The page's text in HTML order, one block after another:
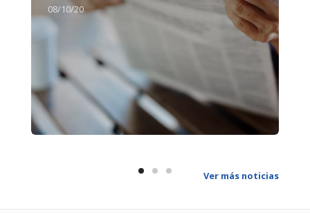
de Delimitación de Suelo Urbano de Pedrosa de
Río Úrbel, Nº 01/2020, redactado por la Arquitecta Dª
Santidrián García, que afecta a finca sita en C/ Tres
Corrales Nº 1 de Lodoso (Memoria y Planos).
Documento Ambiental Estratégico-Septiembre
2020, redactado por la Arquitecta Dª Noelia Díez
Bustillo.
08/10/20
Ver más noticias